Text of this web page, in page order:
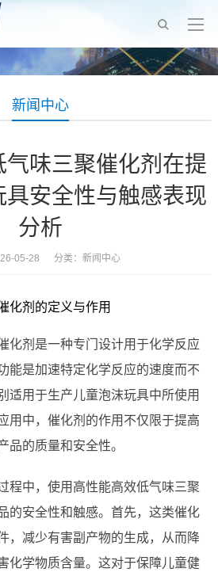
新闻中心
味三聚催化剂在提
安全性与触感表现
分析
05-28 分类： 新闻中心
化剂的定义与作用
化剂是一种专门设计用于化学反应
能是加速特定化学反应的速度而不
适用于生产儿童泡沫玩具中所使用
用中，催化剂的作用不仅限于提高
品的质量和安全性。
程中，使用高性能高效低气味三聚
的安全性和触感。首先，这类催化
，减少有害副产物的生成，从而降
化学物质含量。这对于保障儿童健